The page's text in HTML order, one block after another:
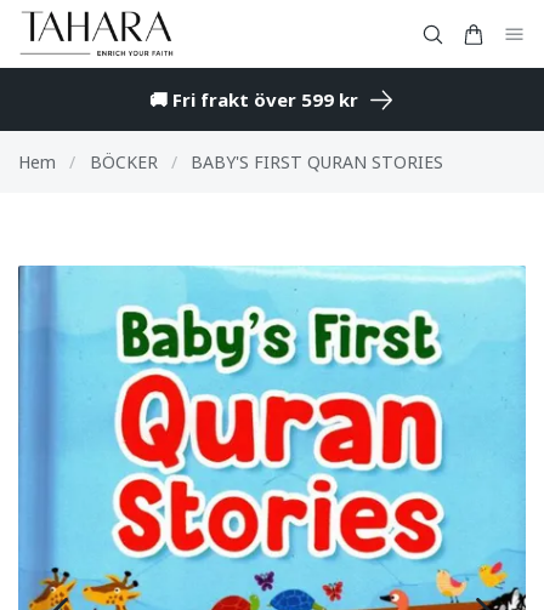
🚚 Fri frakt över 599 kr
Hem / BÖCKER / BABY'S FIRST QURAN STORIES